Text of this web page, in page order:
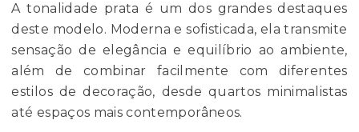
A tonalidade prata é um dos grandes destaques
deste modelo. Moderna e sofisticada, ela transmite
sensação de elegância e equilíbrio ao ambiente,
além de combinar facilmente com diferentes
estilos de decoração, desde quartos minimalistas
até espaços mais contemporâneos.